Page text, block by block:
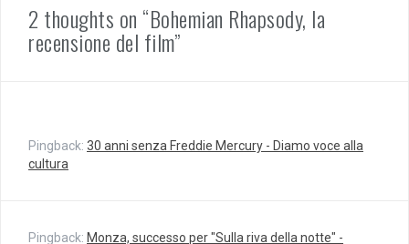
i
t
t
e
r
e
i
n
u
o
o
o
k
(
S
n
u
a
2 thoughts on “Bohemian Rhapsody, la
recensione del film”
Pingback: 30 anni senza Freddie Mercury - Diamo voce alla
cultura
Pingback: Monza, successo per "Sulla riva della notte" -